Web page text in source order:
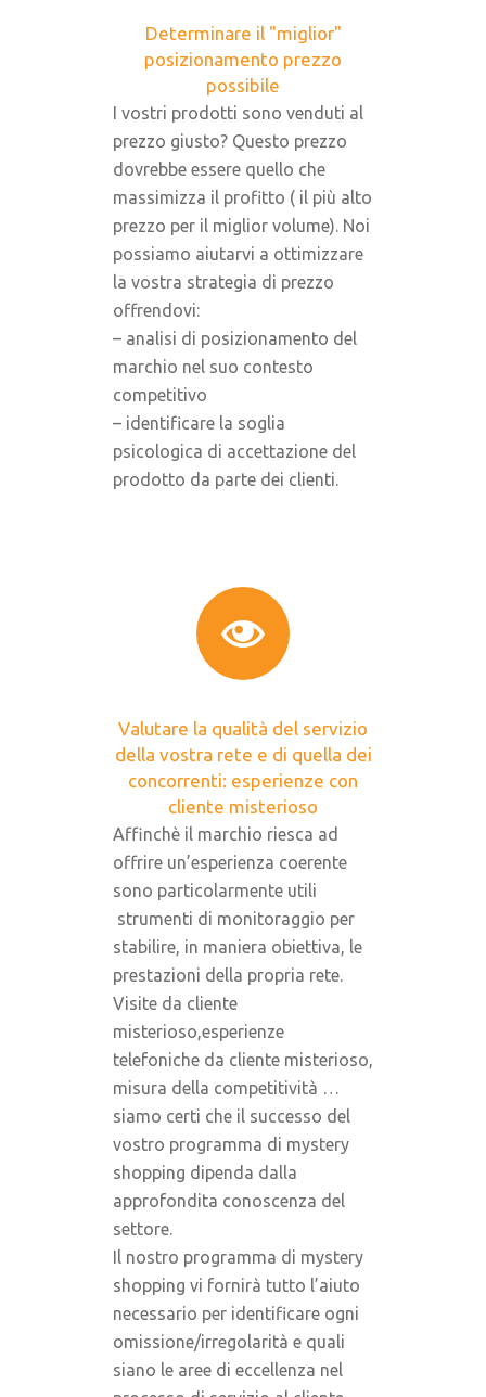
Determinare il "miglior"
posizionamento prezzo
possibile
I vostri prodotti sono venduti al
prezzo giusto? Questo prezzo
dovrebbe essere quello che
massimizza il profitto ( il più alto
prezzo per il miglior volume). Noi
possiamo aiutarvi a ottimizzare
la vostra strategia di prezzo
offrendovi:
– analisi di posizionamento del
marchio nel suo contesto
competitivo
– identificare la soglia
psicologica di accettazione del
prodotto da parte dei clienti.
Valutare la qualità del servizio
della vostra rete e di quella dei
concorrenti: esperienze con
cliente misterioso
Affinchè il marchio riesca ad
offrire un’esperienza coerente
sono particolarmente utili
strumenti di monitoraggio per
stabilire, in maniera obiettiva, le
prestazioni della propria rete.
Visite da cliente
misterioso,esperienze
telefoniche da cliente misterioso,
misura della competitività …
siamo certi che il successo del
vostro programma di mystery
shopping dipenda dalla
approfondita conoscenza del
settore.
Il nostro programma di mystery
shopping vi fornirà tutto l’aiuto
necessario per identificare ogni
omissione/irregolarità e quali
siano le aree di eccellenza nel